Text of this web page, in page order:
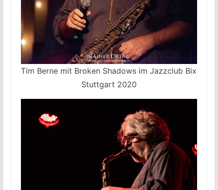
Tim Berne mit Broken Shadows im Jazzclub Bix
Stuttgart 2020